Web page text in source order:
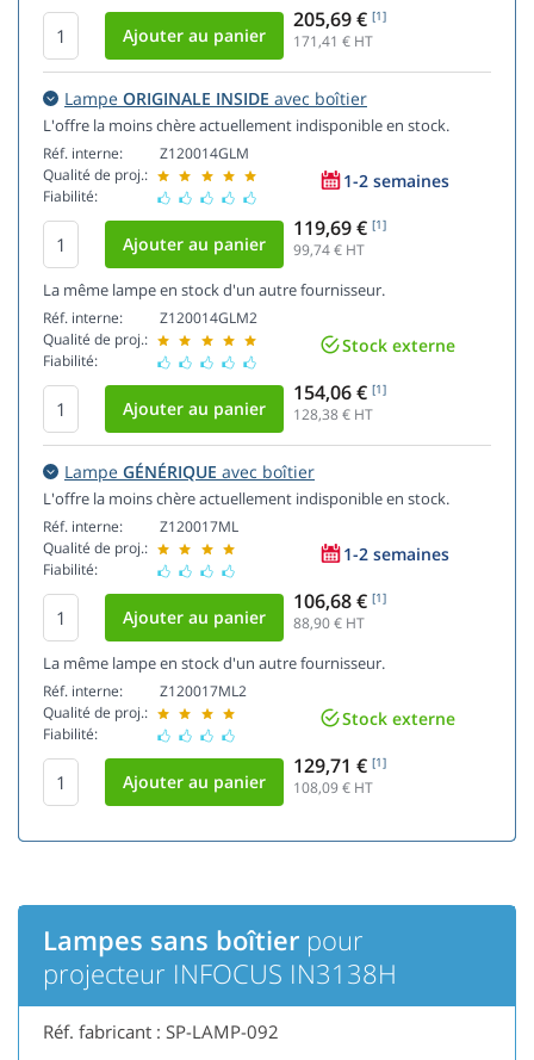
205,69 € [1]
171,41 € HT
Lampe ORIGINALE INSIDE avec boîtier
L'offre la moins chère actuellement indisponible en stock.
Réf. interne:
Qualité de proj.:
Fiabilité:
Z120014GLM
1-2 semaines
119,69 € [1]
99,74€ HT
La même lampe en stock d'un autre fournisseur.
Réf. interne:
Qualité de proj.:
Fiabilité:
Z120014GLM2
Stock externe
154,06 € [1]
128,38€ HT
Lampe GÉNÉRIQUE avec boîtier
L'offre la moins chère actuellement indisponible en stock.
Réf. interne:
Qualité de proj.:
Fiabilité:
Z120017ML
1-2 semaines
106,68 € [1]
88,90€ HT
La même lampe en stock d'un autre fournisseur.
Réf. interne:
Qualité de proj.:
Fiabilité:
Z120017ML2
Stock externe
129,71 € [1]
108,09€ HT
Lampes sans boîtier pour
projecteur INFOCUS IN3138H
Réf. fabricant : SP-LAMP-092